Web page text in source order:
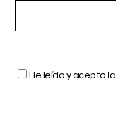
He leído y acepto la